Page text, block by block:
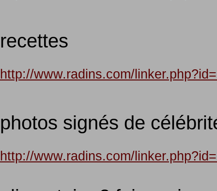
recettes
http://www.radins.com/
photos signés de
http://www.radins.com/